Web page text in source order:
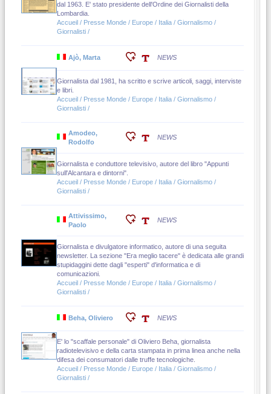
dal 1963. E' stato presidente dell'Ordine dei Giornalisti della
Lombardia.
Accueil / Presse Monde / Europe / Italia / Giornalismo /
Giornalisti /
Ajò, Marta NEWS
Giornalista dal 1981, ha scritto e scrive articoli, saggi, interviste
e libri.
Accueil / Presse Monde / Europe / Italia / Giornalismo /
Giornalisti /
Amodeo,
Rodolfo
NEWS
Giornalista e conduttore televisivo, autore del libro "Appunti
sull'Alcantara e dintorni".
Accueil / Presse Monde / Europe / Italia / Giornalismo /
Giornalisti /
Attivissimo,
Paolo
NEWS
Giornalista e divulgatore informatico, autore di una seguita
newsletter. La sezione "Era meglio tacere" è dedicata alle grandi
stupidaggini dette dagli "esperti" d'informatica e di
comunicazioni.
Accueil / Presse Monde / Europe / Italia / Giornalismo /
Giornalisti /
Beha, Oliviero NEWS
E' lo "scaffale personale" di Oliviero Beha, giornalista
radiotelevisivo e della carta stampata in prima linea anche nella
difesa dei consumatori dalle truffe tecnologiche.
Accueil / Presse Monde / Europe / Italia / Giornalismo /
Giornalisti /